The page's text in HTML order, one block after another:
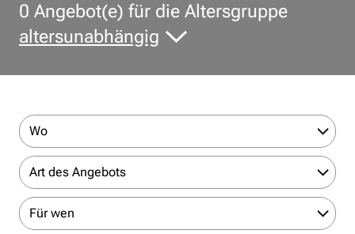
0 Angebot(e) für die Altersgruppe
altersunabhängig
Wo
Art des Angebots
Für wen